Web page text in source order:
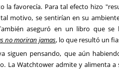
la favorecía. Para tal efecto hizo
motivo, se sentirían en su
aseguró en un libro que
no moriran jamas, lo que resultó un
siguen pensando, que aún
La Watchtower admite y alimenta